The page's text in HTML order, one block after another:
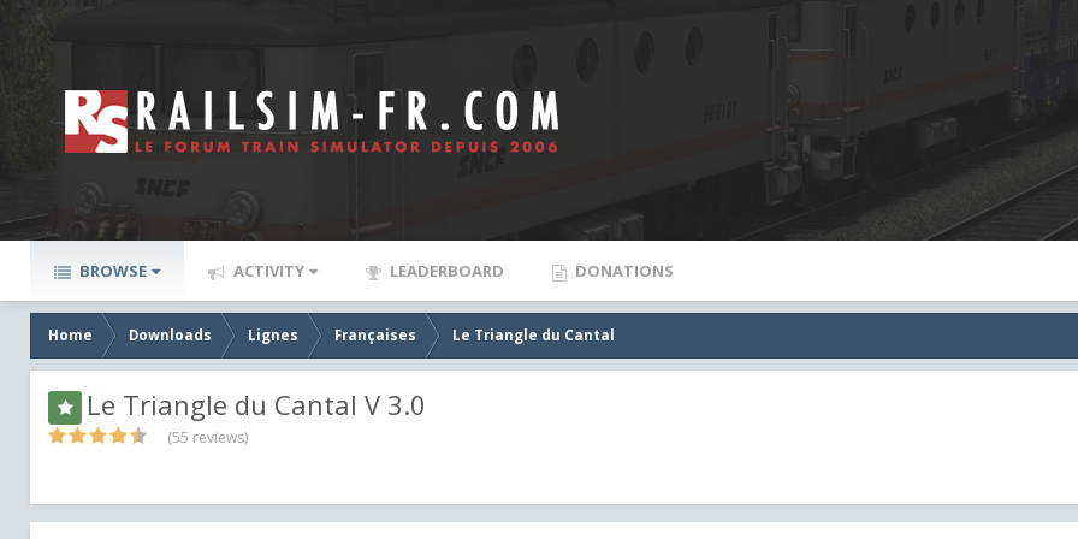
BROWSE ACTIVITY LEADERBOARD DONATIONS
Home Downloads Lignes Françaises Le Triangle du Cantal
Le Triangle du Cantal V 3.0
(55 reviews)